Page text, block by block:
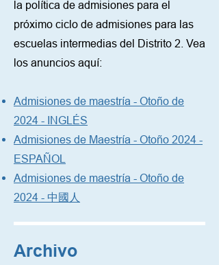
la política de admisiones para el
próximo ciclo de admisiones para las
escuelas intermedias del Distrito 2. Vea
los anuncios aquí:
Admisiones de maestría - Otoño de
2024 - INGLÉS
Admisiones de Maestría - Otoño 2024 -
ESPAÑOL
Admisiones de maestría - Otoño de
2024 - 中國人
Archivo